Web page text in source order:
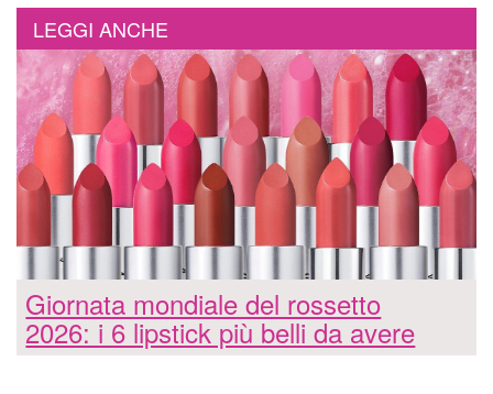
LEGGI ANCHE
Giornata mondiale del rossetto
2026: i 6 lipstick più belli da avere